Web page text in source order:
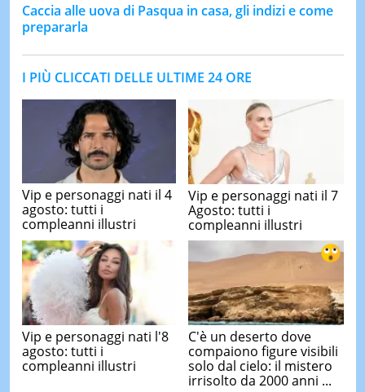
Caccia alle uova di Pasqua in casa, gli indizi e come
prepararla
I PIÙ CLICCATI DELLE ULTIME 24 ORE
Vip e personaggi nati il 4
agosto: tutti i
compleanni illustri
Vip e personaggi nati il 7
Agosto: tutti i
compleanni illustri
Vip e personaggi nati l'8
agosto: tutti i
compleanni illustri
C'è un deserto dove
compaiono figure visibili
solo dal cielo: il mistero
irrisolto da 2000 anni ...